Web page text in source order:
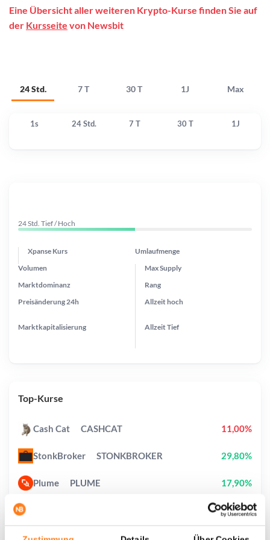
24 Std. 7 T 30 T 1J Max
Eine Übersicht aller weiteren Krypto-Kurse finden Sie auf
der Kursseite von Newsbit
1s 24 Std. 7 T 30 T 1J
24 Std. Tief / Hoch
Xpanse Kurs Umlaufmenge
Preisänderung 24h
Max Supply
Marktdominanz
Marktkapitalisierung
Volumen
Rang
Allzeithoch
AllzeitTief
Top-Kurse
Cash Cat CASHCAT 11,00%
StonkBroker STONKBROKER 29,80%
Plume PLUME 17,90%
38,80%
Hashflow 60,60%